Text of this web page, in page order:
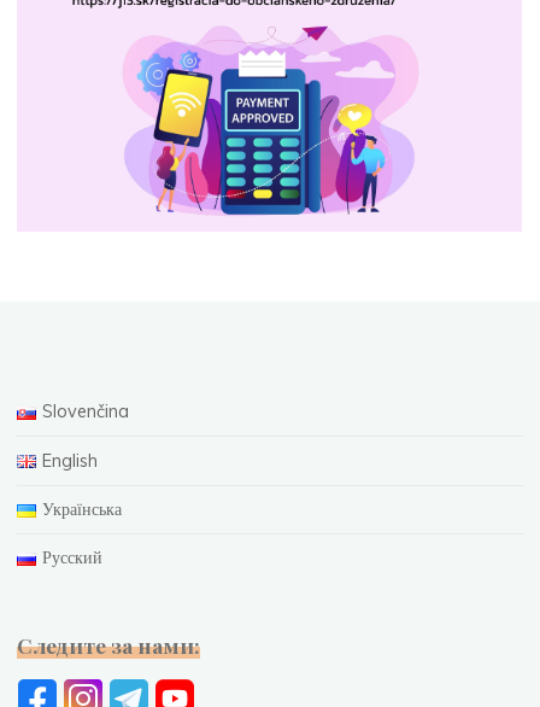
Slovenčina
English
Українська
Русский
Следите за нами: